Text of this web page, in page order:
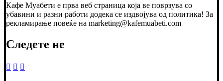
Кафе Муабети е прва веб страница која ве поврзува со
убавини и разни работи додека се издвојува од политика! За
рекламирање повеќе на marketing@kafemuabeti.com
Следете не